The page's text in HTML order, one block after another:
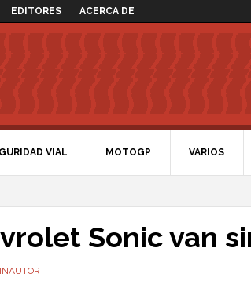
EDITORES ACERCA DE
VIAL MOTOGP VARIOS
Sonic van